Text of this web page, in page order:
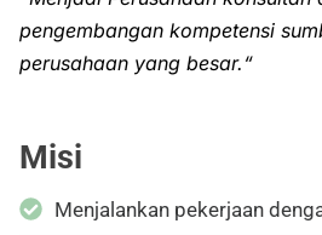
pengembangan kompetensi
perusahaan yang besar. “
Misi
Menjalankan pekerjaan